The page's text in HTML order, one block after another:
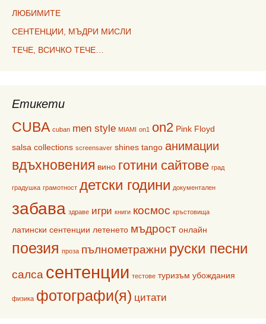
ЛЮБИМИТЕ
СЕНТЕНЦИИ, МЪДРИ МИСЛИ
ТЕЧЕ, ВСИЧКО ТЕЧЕ…
Етикети
CUBA cuban men style MIAMI on1 on2 Pink Floyd
salsa collections screensaver shines tango анимации
вдъхновения вино готини сайтове град
градушка грамотност детски години документален
забава здраве игри книги космос кръстовища
латински сентенции летенето мъдрост онлайн
поезия проза пълнометражни руски песни
салса сентенции тестове туризъм убождания
физика фотографи(я) цитати